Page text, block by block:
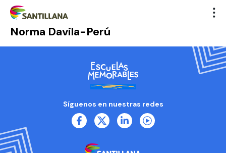
Norma Davila-Perú
Síguenos en nuestras redes